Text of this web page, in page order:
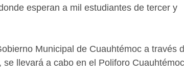
esperan a mil estudiantes de tercer y
Municipal de Cuauhtémoc a través
llevará a cabo en el Poliforo